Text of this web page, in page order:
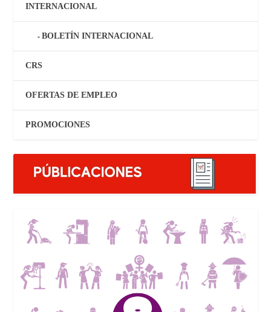
INTERNACIONAL
BOLETÍN INTERNACIONAL
CRS
OFERTAS DE EMPLEO
PROMOCIONES